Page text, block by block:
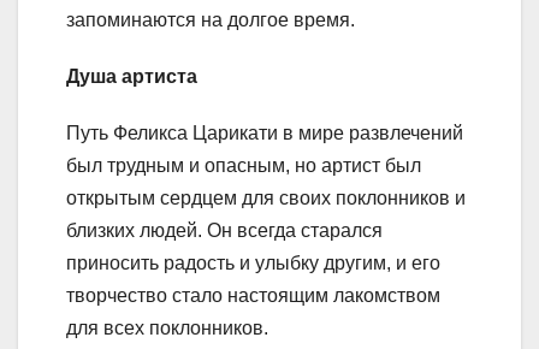
запоминаются на долгое время.
Душа артиста
Путь Феликса Царикати в мире развлечений
был трудным и опасным, но артист был
открытым сердцем для своих поклонников и
близких людей. Он всегда старался
приносить радость и улыбку другим, и его
творчество стало настоящим лакомством
для всех поклонников.